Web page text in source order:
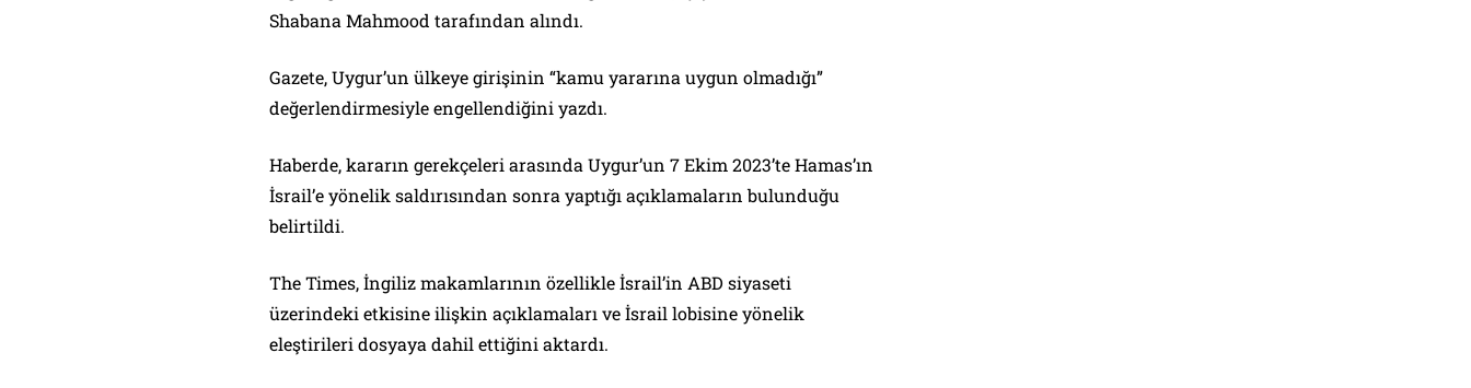
Shabana Mahmood tarafından alındı.
Gazete, Uygur’un ülkeye girişinin “kamu yararına uygun olmadığı”
değerlendirmesiyle engellendiğini yazdı.
Haberde, kararın gerekçeleri arasında Uygur’un 7 Ekim 2023’te Hamas’ın
İsrail’e yönelik saldırısından sonra yaptığı açıklamaların bulunduğu
belirtildi.
The Times, İngiliz makamlarının özellikle İsrail’in ABD siyaseti
üzerindeki etkisine ilişkin açıklamaları ve İsrail lobisine yönelik
eleştirileri dosyaya dahil ettiğini aktardı.